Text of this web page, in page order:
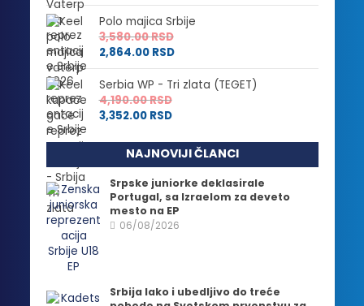
Polo majica Srbije
3,580.00RSD
2,864.00 RSD
Serbia WP - Tri zlata (TEGET)
4,190.00RSD
3,352.00 RSD
NAJNOVIJI ČLANCI
Srpske juniorke deklasirale
Portugal, sa Izraelom za deveto
mesto na EP
06/08/2026
Srbija lako i ubedljivo do treće